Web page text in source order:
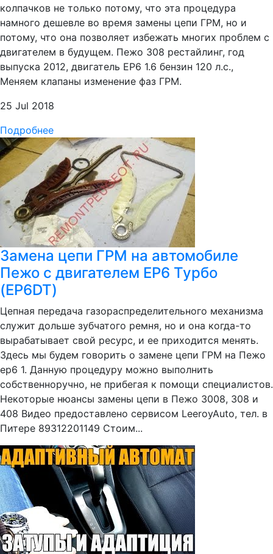
колпачков не только потому, что эта процедура
намного дешевле во время замены цепи ГРМ, но и
потому, что она позволяет избежать многих проблем с
двигателем в будущем. Пежо 308 рестайлинг, год
выпуска 2012, двигатель EP6 1.6 бензин 120 л.с.,
Меняем клапаны изменение фаз ГРМ.
25 Jul 2018
Подробнее
Замена цепи ГРМ на автомобиле
Пежо с двигателем EP6 Турбо
(EP6DT)
Цепная передача газораспределительного механизма
служит дольше зубчатого ремня, но и она когда-то
вырабатывает свой ресурс, и ее приходится менять.
Здесь мы будем говорить о замене цепи ГРМ на Пежо
ер6 1. Данную процедуру можно выполнить
собственноручно, не прибегая к помощи специалистов.
Некоторые нюансы замены цепи в Пежо 3008, 308 и
408 Видео предоставлено сервисом LeeroyAuto, тел. в
Питере 89312201149 Стоим...